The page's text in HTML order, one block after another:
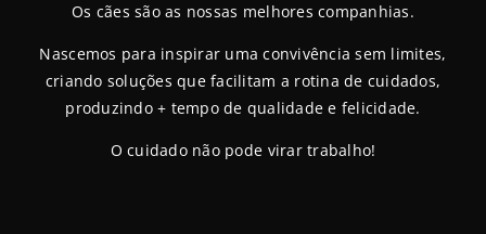
Os cães são as nossas melhores companhias.
Nascemos para inspirar uma convivência sem limites,
criando soluções que facilitam a rotina de cuidados,
produzindo + tempo de qualidade e felicidade.
O cuidado não pode virar trabalho!